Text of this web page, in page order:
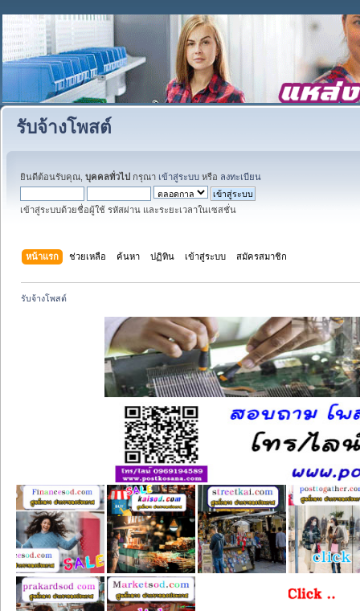
รับจ้างโพสต์
ยินดีต้อนรับคุณ, บุคคลทั่วไป กรุณา เข้าสู่ระบบ หรือ ลงทะเบียน
เข้าสู่ระบบด้วยชื่อผู้ใช้ รหัสผ่าน และระยะเวลาในเซสชั่น
หน้าแรก ช่วยเหลือ ค้นหา ปฏิทิน เข้าสู่ระบบ สมัครสมาชิก
รับจ้างโพสต์